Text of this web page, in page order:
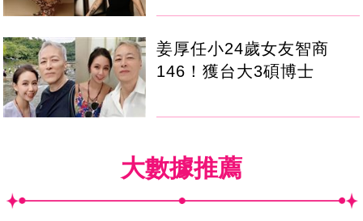
姜厚任小24歲女友智商
146！獲台大3碩博士
大數據推薦